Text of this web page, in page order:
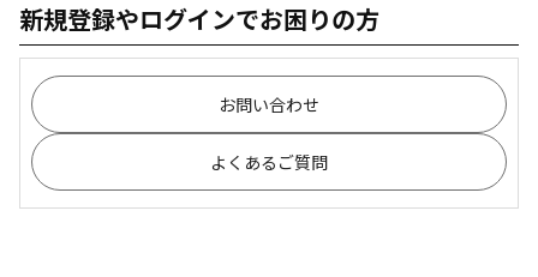
新規登録やログインでお困りの方
お問い合わせ
よくあるご質問